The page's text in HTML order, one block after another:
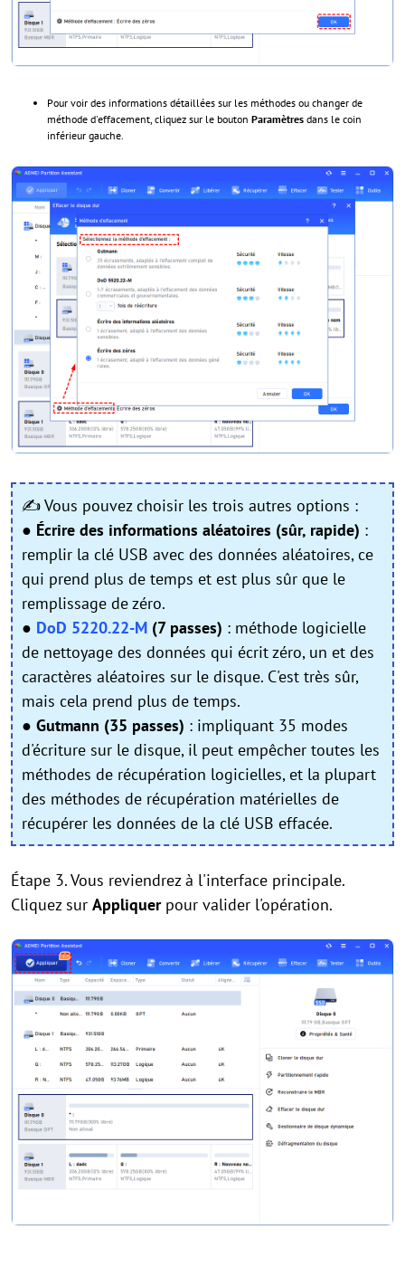
Pour voir des informations détaillées sur les méthodes ou changer de
méthode d'effacement, cliquez sur le bouton Paramètres dans le coin
inférieur gauche.
✍Vous pouvez choisir les trois autres options :
● Écrire des informations aléatoires (sûr, rapide) :
remplir la clé USB avec des données aléatoires, ce
qui prend plus de temps et est plus sûr que le
remplissage de zéro.
● DoD 5220.22-M (7 passes) : méthode logicielle
de nettoyage des données qui écrit zéro, un et des
caractères aléatoires sur le disque. C'est très sûr,
mais cela prend plus de temps.
● Gutmann (35 passes) : impliquant 35 modes
d'écriture sur le disque, il peut empêcher toutes les
méthodes de récupération logicielles, et la plupart
des méthodes de récupération matérielles de
récupérer les données de la clé USB effacée.
Étape 3. Vous reviendrez à l'interface principale.
Cliquez sur Appliquerpour valider l'opération.